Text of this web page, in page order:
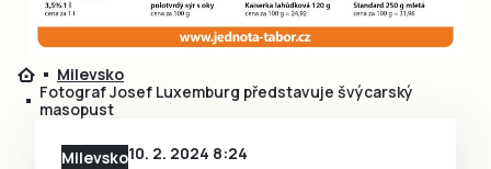
Ještě nemám účet, chci seRegistrovat
Milevsko
Fotograf Josef Luxemburg představuje švýcarský
masopust
Milevsko10. 2. 2024 8:24